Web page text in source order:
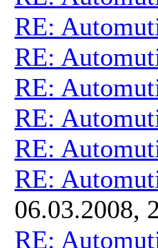
RE:
RE:
RE:
RE:
RE:
RE:
06.03.2008,
RE: